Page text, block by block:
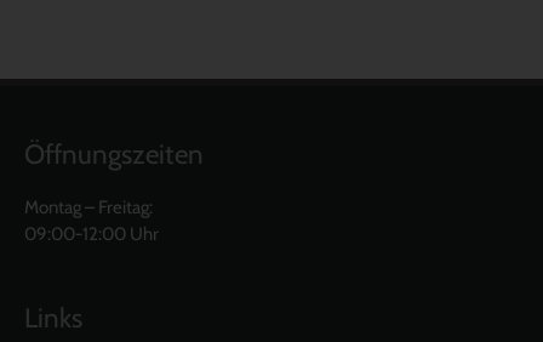
Öffnungszeiten
Montag – Freitag:
09:00-12:00 Uhr
Links